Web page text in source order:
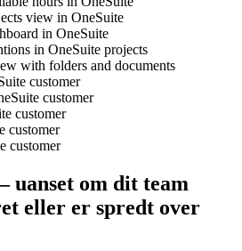
uanset om dit team
eller er spredt over